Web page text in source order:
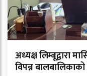
अध्यक्ष लिम्बूद्वारा
विपन्न